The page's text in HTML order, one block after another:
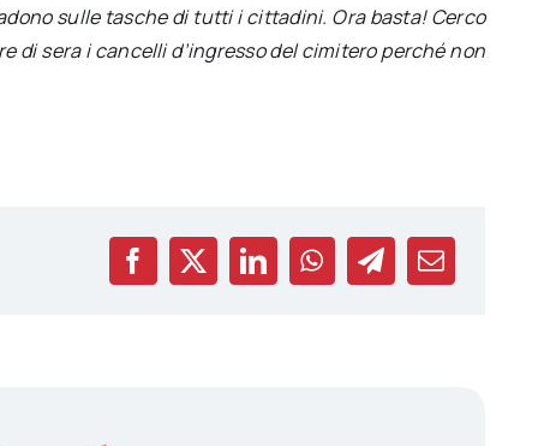
sulle tasche di tutti i cittadini. Ora basta! Cerco
di sera i cancelli d’ingresso del cimitero perché non